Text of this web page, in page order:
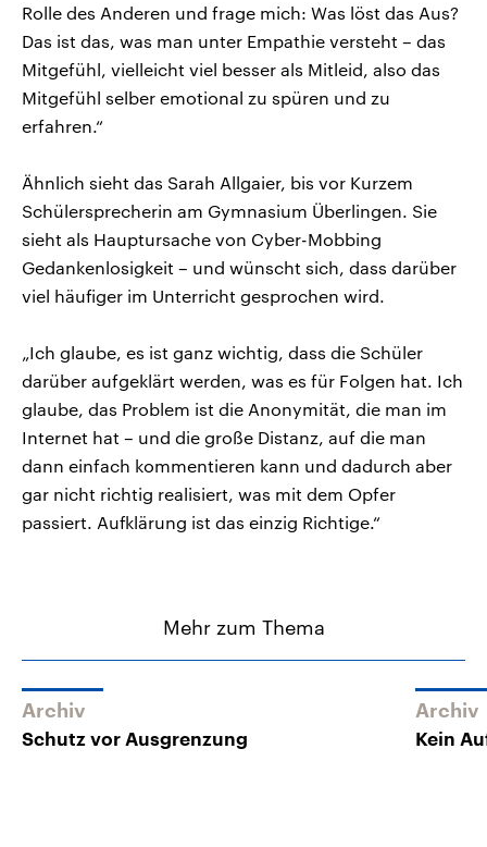
Rolle des Anderen und frage mich: Was löst das Aus?
Das ist das, was man unter Empathie versteht – das
Mitgefühl, vielleicht viel besser als Mitleid, also das
Mitgefühl selber emotional zu spüren und zu
erfahren.“
Ähnlich sieht das Sarah Allgaier, bis vor Kurzem
Schülersprecherin am Gymnasium Überlingen. Sie
sieht als Hauptursache von Cyber-Mobbing
Gedankenlosigkeit – und wünscht sich, dass darüber
viel häufiger im Unterricht gesprochen wird.
„Ich glaube, es ist ganz wichtig, dass die Schüler
darüber aufgeklärt werden, was es für Folgen hat. Ich
glaube, das Problem ist die Anonymität, die man im
Internet hat – und die große Distanz, auf die man
dann einfach kommentieren kann und dadurch aber
gar nicht richtig realisiert, was mit dem Opfer
passiert. Aufklärung ist das einzig Richtige.“
Mehr zum Thema
Archiv
Schutz vor Ausgrenzung
Archiv
Kein